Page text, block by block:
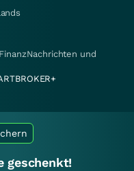
und
geschenkt!